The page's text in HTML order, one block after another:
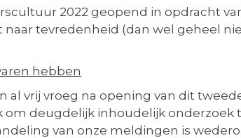
2022 geopend in opdracht
tevredenheid (dan wel geheel
hebben
al vrij vroeg na opening van dit
deugdelijk inhoudelijk
van onze meldingen is